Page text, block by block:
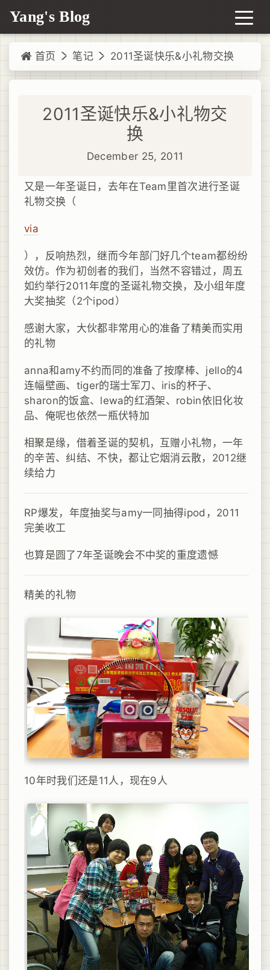
Yang's Blog
首页 笔记 2011圣诞快乐&小礼物交换
2011圣诞快乐&小礼物交
换
December 25, 2011
又是一年圣诞日，去年在Team里首次进行圣诞
礼物交换（
via
），反响热烈，继而今年部门好几个team都纷纷
效仿。作为初创者的我们，当然不容错过，周五
如约举行2011年度的圣诞礼物交换，及小组年度
大奖抽奖（2个ipod）
感谢大家，大伙都非常用心的准备了精美而实用
的礼物
anna和amy不约而同的准备了按摩棒、jello的4
连幅壁画、tiger的瑞士军刀、iris的杯子、
sharon的饭盒、lewa的红酒架、robin依旧化妆
品、俺呢也依然一瓶伏特加
相聚是缘，借着圣诞的契机，互赠小礼物，一年
的辛苦、纠结、不快，都让它烟消云散，2012继
续给力
RP爆发，年度抽奖与amy一同抽得ipod，2011
完美收工
也算是圆了7年圣诞晚会不中奖的重度遗憾
精美的礼物
10年时我们还是11人，现在9人